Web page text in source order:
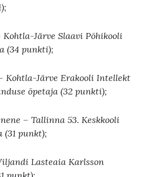
Järve Slaavi Põhikooli
(34 punkti);
Kohtla-Järve Erakooli Intellekt
õpetaja (32 punkti);
– Tallinna 53. Keskkooli
(31 punkt);
Lasteaia Karlsson